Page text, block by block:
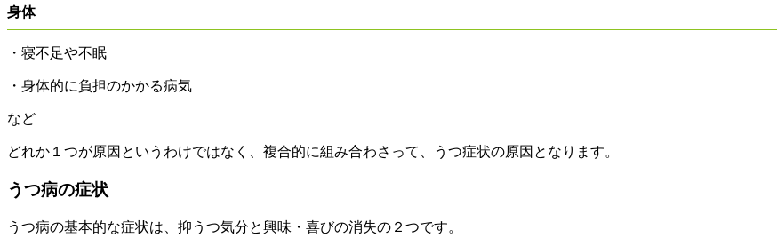
身体
・寝不足や不眠
・身体的に負担のかかる病気
など
どれか１つが原因というわけではなく、 複合的に組み合わさって、うつ症状の原因 となります。
うつ病の症状
うつ病の基本的な症状は、 抑うつ気分と興味・喜びの消失の２つです。